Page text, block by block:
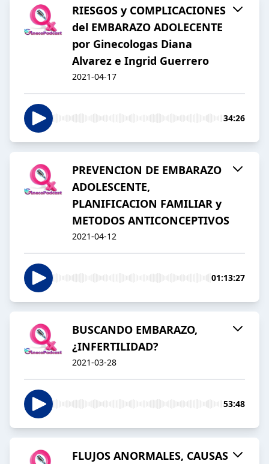
RIESGOS y COMPLICACIONES
del EMBARAZO ADOLECENTE
por Ginecologas Diana
Alvarez e Ingrid Guerrero
2021-04-17
34:26
PREVENCION DE EMBARAZO
ADOLESCENTE,
PLANIFICACION FAMILIAR y
METODOS ANTICONCEPTIVOS
2021-04-12
01:13:27
BUSCANDO EMBARAZO,
¿INFERTILIDAD?
2021-03-28
53:48
FLUJOS ANORMALES, CAUSAS